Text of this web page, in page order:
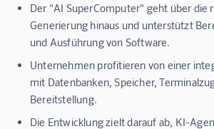
Der "AI SuperComputer" geht über die
Generierung hinaus und unterstützt
und Ausführung von Software.
Unternehmen profitieren von einer
mit Datenbanken, Speicher,
Bereitstellung.
Die Entwicklung zielt darauf ab, KI-